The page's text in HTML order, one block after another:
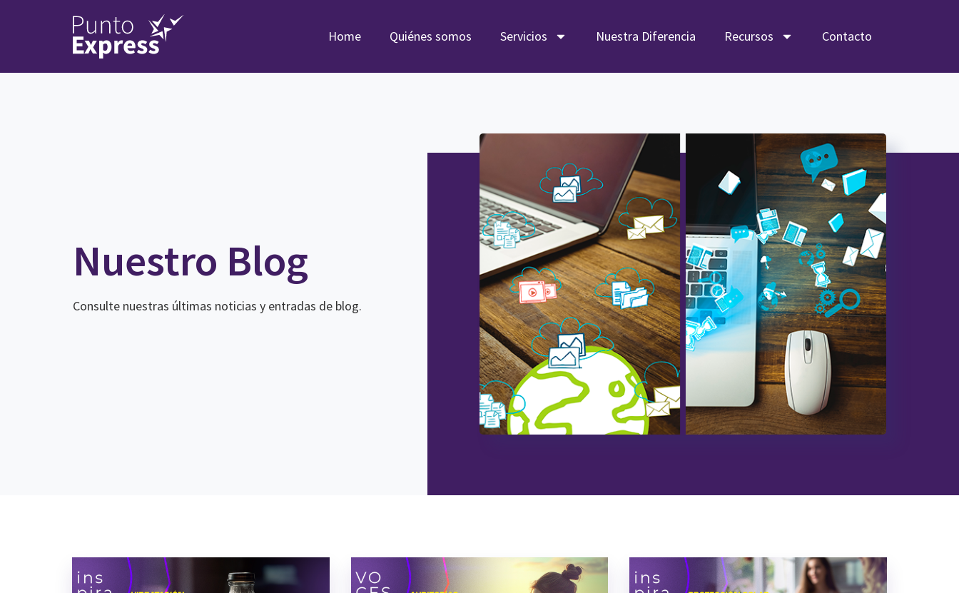
Home Quiénes somos Servicios Nuestra Diferencia Recursos Contacto
Nuestro Blog
Consulte nuestras últimas noticias y entradas de blog.